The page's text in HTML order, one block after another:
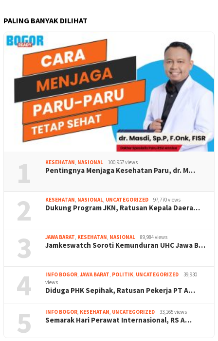
PALING BANYAK DILIHAT
1 KESEHATAN NASIONAL 100,957 views
Pentingnya Menjaga Kesehatan Paru, dr. M…
2 KESEHATAN NASIONAL UNCATEGORIZED 97,770 views
Dukung Program JKN, Ratusan Kepala Daera…
3 JAWA BARAT KESEHATAN NASIONAL 89,984 views
Jamkeswatch Soroti Kemunduran UHC Jawa B…
4 INFO BOGOR JAWA BARAT POLITIK UNCATEGORIZED
39,930
views
Diduga PHK Sepihak, Ratusan Pekerja PT A…
5 INFO BOGOR KESEHATAN UNCATEGORIZED 33,165 views
Semarak Hari Perawat Internasional, RS A…